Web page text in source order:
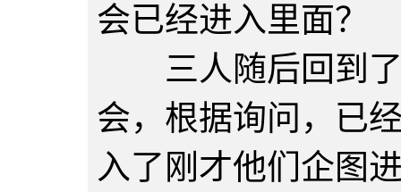
会已经进入里面？
三人随后回到了
会，根据询问，已
入了刚才他们企图